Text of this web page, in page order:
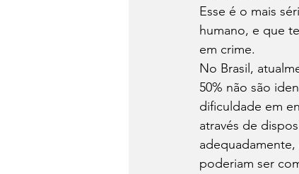
Esse é o mais
humano, e que
em crime.
No Brasil,
50% não são
dificuldade em
através de
poderiam ser